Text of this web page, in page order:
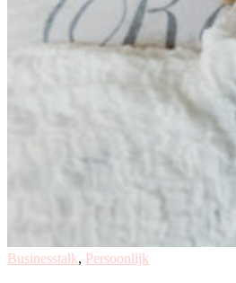
Businesstalk, Persoonlijk